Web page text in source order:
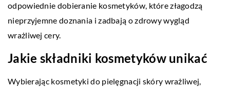
odpowiednie dobieranie kosmetyków, które złagodzą
nieprzyjemne doznania i zadbają o zdrowy wygląd
wrażliwej cery.
Jakie składniki kosmetyków unikać
Wybierając kosmetyki do pielęgnacji skóry wrażliwej,